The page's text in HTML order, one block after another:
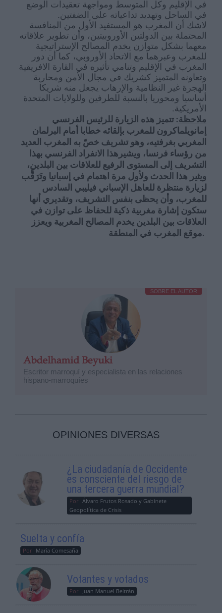
في
الإقليم وكل المتوسط ومواجهة تعقيدات الوضع
في الساحل وتهديد تداعياته على الضفتين.
لاشك أن المغرب هو المستفيد الأول من المنافسة
المحتملة بين الدولتين الأوروبيتين، وأن تطوير علاقاته
معهما بشكل متوازن يخدم المصالح الإستراتيجية
للمغرب وعبرهما مع الاتحاد الأوروبي،كما أن دور
المغرب في الإقليم وتنامي تأثيره في القارة الافريقية
وتعاونه المتميز كشريك في مجال الأمن ومحاربة
الهجرة غير النظامية والإرهاب يجعل منه شريكا
أساسيا ومحوريا بالنسبة للطرفين وللولايات المتحدة
الأمريكية.
ملاحظة:تتميز هذه الزيارةللرئيس الفرنسي
إمانويلماكرون للمغرب بإلقائهخطابا أمام البرلمان
المغربي بغرفتيه، وهو تشريف خصّ به المغرب العديد
من رؤساء فرنسا، ويشير هذا الانفراد الفرنسي بهذا
التشريف إلى المستوى الرفيع للعلاقات بين البلدين،
ويثير هذا الحدث ولأول مرة اهتمام في إسبانيا وتر قب
لزيارة منتظرة للعاهل الإسباني فيليبي السادس
للمغرب، وأن يحظى بنفس التشريف، وتقديري أنها
ستكون إشارة مغربية ذكية للحفاظ على توازن في
العلاقات بين البلدين يخدم المصالح المغربية ويعزز
موقع المغرب في المنطقة.
SOBRE EL AUTOR
Abdelhamid Beyuki
Escritor marroquí y especialista en las relaciones
hispano-marroquíes
OPINIONES DIVERSAS
¿La ciudadanía de Occidente
es consciente del riesgo de
una tercera guerra mundial?
Por Álvaro Frutos Rosado y Gabinete
Geopolítica de Crisis
Suelta y confía
Por María Comesaña
Votantes y votados
Por Juan Manuel Beltrán